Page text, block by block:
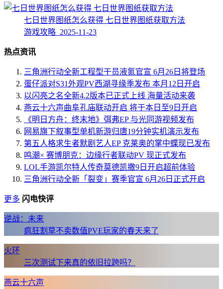
七日世界图纸怎么获得 七日世界图纸获取方法
游戏攻略 2025-11-23
热点资讯
三角洲行动全新工程型干员液氮官宣 6月26日将登场
蛋仔派对S31外观PV西湖寻缘季发布 本月12日开启
以闪亮之名全新4.2版本已正式上线 海量活动来袭
燕云十六声曲阜孔庙联动开启 将于本日至9日开启
《明日方舟：终末地》弭弗EP 与光同游视频发布
网易旗下叙事型单机新游归唐19分钟实机演示发布
第五人格求生者默剧艺人EP 克莱奥的掌中蝶现已发布
鸣潮× 赛博朋克：边缘行者联动PV 现正式发布
LOL手游凯尔特人传奇莫德凯撒9日开启超前体验
三角洲行动全新「裂变」赛季官宣 6月26日正式开启
更多 闪电快评
逆战：未来
疯狂割草不卖数值PVE玩家的春天来了
火环
三次测试下来真的依旧拉跨吗？
燕云十六声